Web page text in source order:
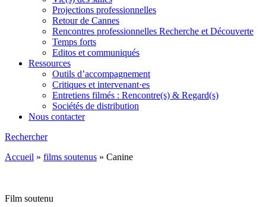
Projections professionnelles
Retour de Cannes
Rencontres professionnelles Recherche et Découverte
Temps forts
Editos et communiqués
Ressources
Outils d’accompagnement
Critiques et intervenant·es
Entretiens filmés : Rencontre(s) & Regard(s)
Sociétés de distribution
Nous contacter
Rechercher
Accueil » films soutenus » Canine
Film soutenu